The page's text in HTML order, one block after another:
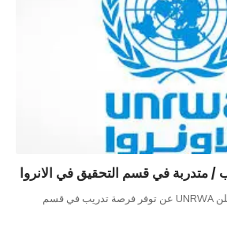
متدربة في قسم التحقيق في الانروا
وكالة تليسكوب الاخبارية تعلن UNRWA عن توفر فرصة تدريب في قسم